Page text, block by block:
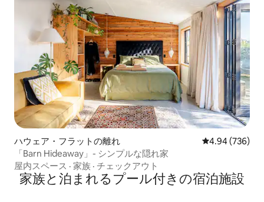
ハウェア・フラットの離れ レビュー736
4.94 (736)
「Barn Hideaway」- シンプルな隠れ家
屋内スペース · 家族 · チェックアウト
家族と泊まれるプール付きの宿泊施設